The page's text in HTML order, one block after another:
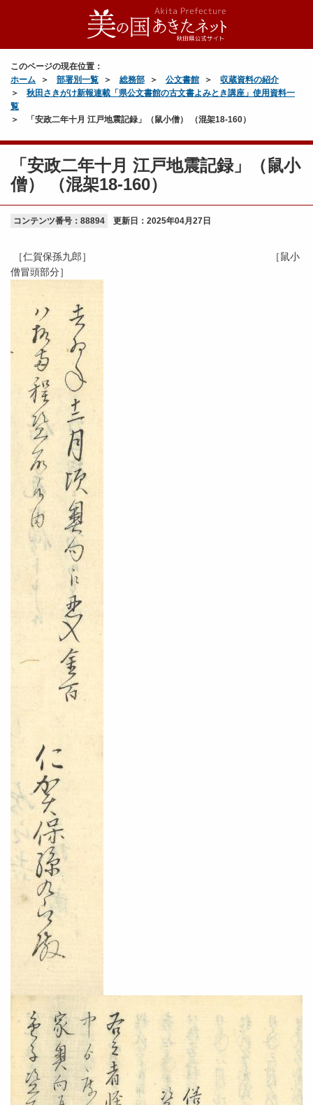
このページの現在位置：
ホーム
部署別一覧 総務部 公文書館
収蔵資料の紹介
秋田さきがけ新報連載「県公文書館の古文書よみとき講座」使用資料一
覧
「安政二年十月 江戸地震記録」（鼠小僧） （混架18-160）
「安政二年十月 江戸地震記録」（鼠小
僧） （混架18-160）
コンテンツ番号：88894 更新日： 2025年04月27日
［仁賀保孫九郎］ ［鼠小
僧冒頭部分］